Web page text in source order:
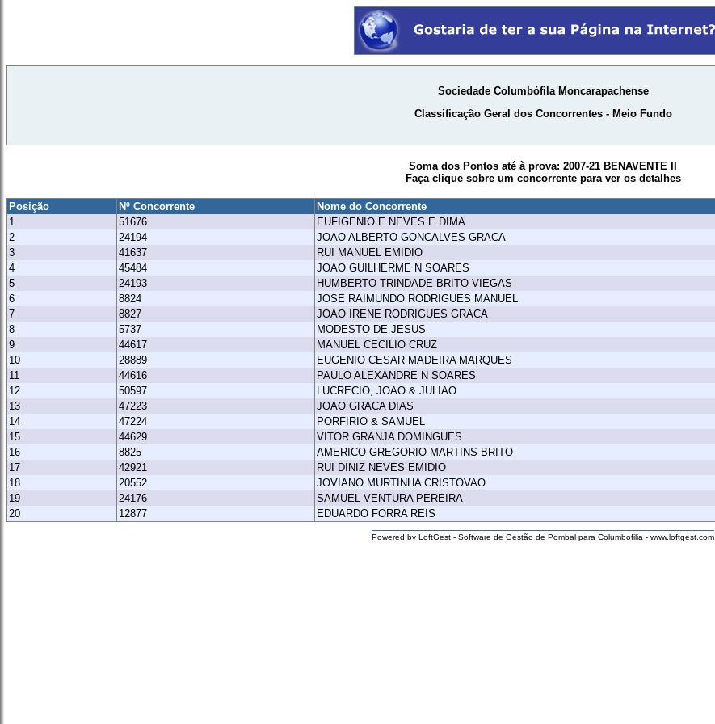
Sociedade Columbófila Moncarapachense
Classificação Geral dos Concorrentes - Meio Fundo
Soma dos Pontos até à prova: 2007-21 BENAVENTE II
Faça clique sobre um concorrente para ver os detalhes
Posição Nº Concorrente Nome do Concorrente
1
51676 EUFIGENIO E NEVES E DIMA
2
24194 JOAO ALBERTO GONCALVES GRACA
3
41637 RUI MANUEL EMIDIO
4
45484 JOAO GUILHERME N SOARES
5
24193 HUMBERTO TRINDADE BRITO VIEGAS
6
8824 JOSE RAIMUNDO RODRIGUES MANUEL
7
8827 JOAO IRENE RODRIGUES GRACA
8
5737 MODESTO DE JESUS
9
44617 MANUEL CECILIO CRUZ
10
28889 EUGENIO CESAR MADEIRA MARQUES
11
44616 PAULO ALEXANDRE N SOARES
12
50597 LUCRECIO, JOAO & JULIAO
13
47223 JOAO GRACA DIAS
14
47224 PORFIRIO & SAMUEL
15
44629 VITOR GRANJA DOMINGUES
16
8825 AMERICO GREGORIO MARTINS BRITO
17
42921 RUI DINIZ NEVES EMIDIO
18
20552 JOVIANO MURTINHA CRISTOVAO
19
24176 SAMUEL VENTURA PEREIRA
20
12877 EDUARDO FORRA REIS
Powered by LoftGest - Software de Gestão de Pombal para Columbofilia - www.loftgest.com